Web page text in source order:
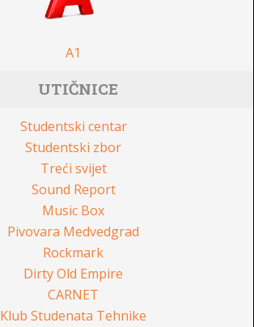
A1
UTIČNICE
Studentski centar
Studentski zbor
Treći svijet
Sound Report
Music Box
Pivovara Medvedgrad
Rockmark
Dirty Old Empire
CARNET
Klub Studenata Tehnike